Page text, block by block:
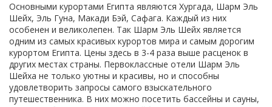
Основными курортами Египта являются Хургада, Шарм Эль
Шейх, Эль Гуна, Макади Бэй, Сафага. Каждый из них
особенен и великолепен. Так Шарм Эль Шейх является
одним из самых красивых курортов мира и самым дорогим
курортом Египта. Цены здесь в 3-4 раза выше расценок в
других местах страны. Первоклассные отели Шарм Эль
Шейха не только уютны и красивы, но и способны
удовлетворить запросы самого взыскательного
путешественника. В них можно посетить бассейны и сауны,